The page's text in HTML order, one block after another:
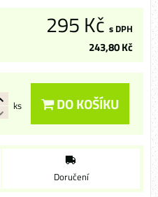
295 Kč s DPH
243,80 Kč
ks DO KOŠÍKU
Doručení